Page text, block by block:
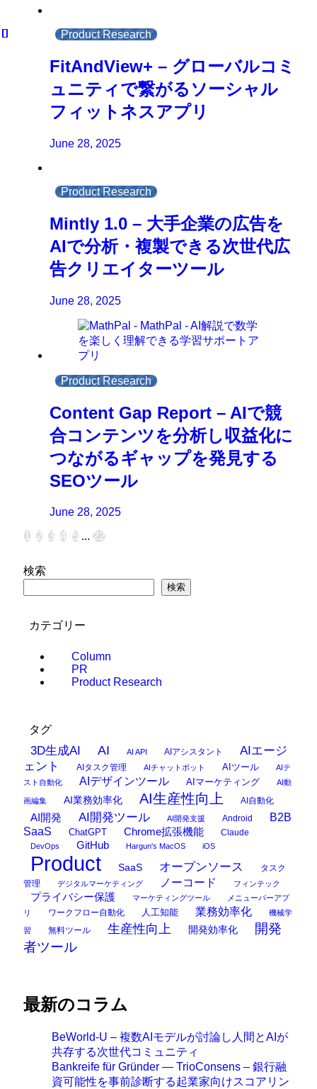
Product Research
FitAndView+ – グローバルコミ
ュニティで繋がるソーシャル
フィットネスアプリ
June 28, 2025
Product Research
Mintly 1.0 – 大手企業の広告を
AIで分析・複製できる次世代広
告クリエイターツール
June 28, 2025
Product Research
Content Gap Report – AIで競
合コンテンツを分析し収益化に
つながるギャップを発見する
SEOツール
June 28, 2025
1 2 3 4 5 ... 22
検索
検索
カテゴリー
Column
PR
Product Research
タグ
3D生成AI AI AI API AIアシスタント
AIエージ
ェント
AIタスク管理 AIチャットボット AIツール
AIテ
スト自動化
AIデザインツール AIマーケティング AI動
画編集 AI業務効率化 AI生産性向上 AI自動化
AI開発 AI開発ツール AI開発支援 Android
B2B
SaaS
ChatGPT Chrome拡張機能 Claude
DevOps GitHub Hargun's MacOS iOS
Product SaaS オープンソース
タスク
管理
デジタルマーケティング ノーコード フィンテック
プライバシー保護 マーケティングツール
メニューバーアプ
リ
ワークフロー自動化 人工知能 業務効率化 機械学
習 無料ツール 生産性向上 開発効率化
開発
者ツール
最新のコラム
BeWorld-U – 複数AIモデルが討論し人間とAIが
共存する次世代コミュニティ
Bankreife für Gründer — TrioConsens – 銀行融
資可能性を事前診断する起業家向けスコアリン